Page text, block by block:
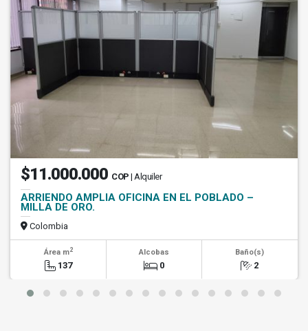
$11.000.000 COP | Alquiler
ARRIENDO AMPLIA OFICINA EN EL POBLADO –
MILLA DE ORO.
Colombia
Área m2
137
Alcobas
0
Baño(s)
2